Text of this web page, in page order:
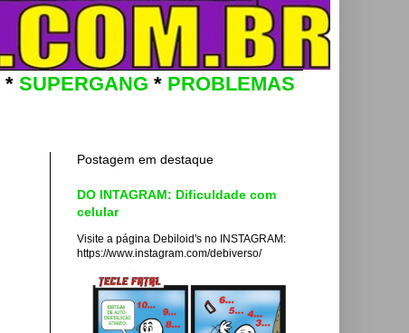
* SUPERGANG * PROBLEMAS
Postagem em destaque
DO INTAGRAM: Dificuldade com
celular
Visite a página Debiloid's no INSTAGRAM:
https://www.instagram.com/debiverso/